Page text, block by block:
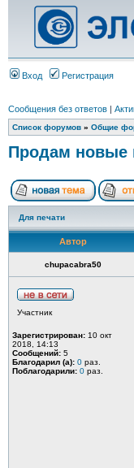
Вход Регистрация
Сообщения без ответов |
Список форумов » Общие
Продам новые
Для печати
Автор
chupacabra50
Участник
Зарегистрирован: 10 окт
2018, 14:13
Сообщений: 5
Благодарил (а): 0 раз.
Поблагодарили: 0 раз.